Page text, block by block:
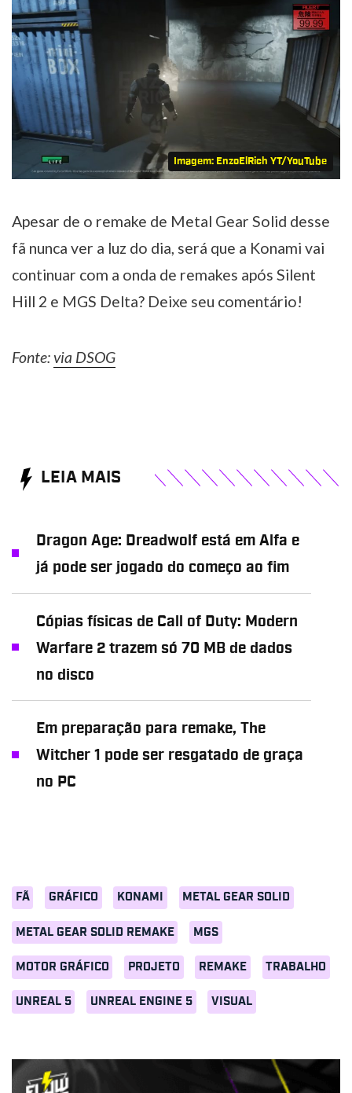
Imagem: EnzoElRich YT/YouTube
Apesar de o remake de Metal Gear Solid desse
fã nunca ver a luz do dia, será que a Konami vai
continuar com a onda de remakes após Silent
Hill 2 e MGS Delta? Deixe seu comentário!
Fonte:via DSOG
FÃ GRÁFICO KONAMI METAL GEAR SOLID
METAL GEAR SOLID REMAKE MGS
MOTOR GRÁFICO PROJETO REMAKE TRABALHO
UNREAL 5 UNREAL ENGINE 5 VISUAL
LEIA MAIS
Dragon Age: Dreadwolf está em Alfa e
já pode ser jogado do começo ao fim
Cópias físicas de Call of Duty: Modern
Warfare 2 trazem só 70 MB de dados
no disco
Em preparação para remake, The
Witcher 1 pode ser resgatado de graça
no PC